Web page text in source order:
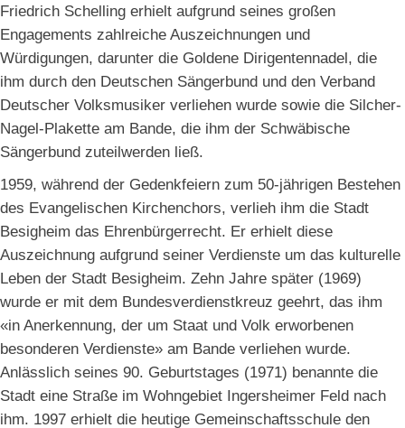
Friedrich Schelling erhielt aufgrund seines großen
Engagements zahlreiche Auszeichnungen und
Würdigungen, darunter die Goldene Dirigentennadel, die
ihm durch den Deutschen Sängerbund und den Verband
Deutscher Volksmusiker verliehen wurde sowie die Silcher-
Nagel-Plakette am Bande, die ihm der Schwäbische
Sängerbund zuteilwerden ließ.
1959, während der Gedenkfeiern zum 50-jährigen Bestehen
des Evangelischen Kirchenchors, verlieh ihm die Stadt
Besigheim das Ehrenbürgerrecht. Er erhielt diese
Auszeichnung aufgrund seiner Verdienste um das kulturelle
Leben der Stadt Besigheim. Zehn Jahre später (1969)
wurde er mit dem Bundesverdienstkreuz geehrt, das ihm
«in Anerkennung, der um Staat und Volk erworbenen
besonderen Verdienste» am Bande verliehen wurde.
Anlässlich seines 90. Geburtstages (1971) benannte die
Stadt eine Straße im Wohngebiet Ingersheimer Feld nach
ihm. 1997 erhielt die heutige Gemeinschaftsschule den